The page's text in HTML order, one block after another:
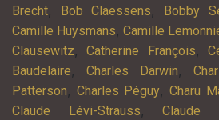
Brecht, Bob Claessens, Bobby
Camille Huysmans,Camille
Clausewitz,Catherine François,
Baudelaire, Charles Darwin,
Patterson, Charles Péguy,Charu
Claude Lévi-Strauss,Claude